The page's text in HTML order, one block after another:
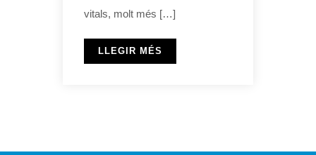
vitals, molt més […]
LLEGIR MÉS